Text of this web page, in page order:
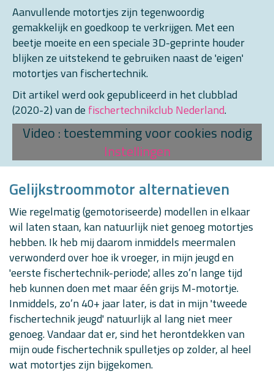
Aanvullende motortjes zijn tegenwoordig
gemakkelijk en goedkoop te verkrijgen. Met een
beetje moeite en een speciale 3D-geprinte houder
blijken ze uitstekend te gebruiken naast de 'eigen'
motortjes van fischertechnik.
Dit artikel werd ook gepubliceerd in het clubblad
(2020-2) van de fischertechnikclub Nederland.
Video : toestemming voor cookies nodig
Instellingen
Gelijkstroommotor alternatieven
Wie regelmatig (gemotoriseerde) modellen in elkaar
wil laten staan, kan natuurlijk niet genoeg motortjes
hebben. Ik heb mij daarom inmiddels meermalen
verwonderd over hoe ik vroeger, in mijn jeugd en
'eerste fischertechnik-periode', alles zo’n lange tijd
heb kunnen doen met maar één grijs M-motortje.
Inmiddels, zo’n 40+ jaar later, is dat in mijn 'tweede
fischertechnik jeugd' natuurlijk al lang niet meer
genoeg. Vandaar dat er, sind het herontdekken van
mijn oude fischertechnik spulletjes op zolder, al heel
wat motortjes zijn bijgekomen.